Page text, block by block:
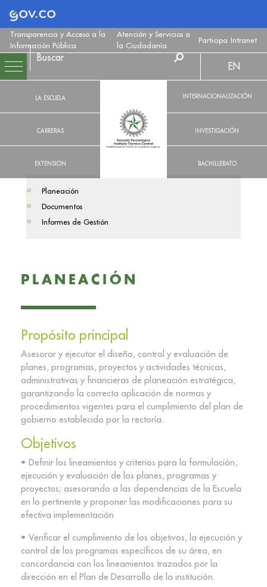
Logo Gobierno de Colombia
Transparencia y Acceso a la
Información Pública
Atención y Servicios a
la Ciudadanía
Participa Intranet
LA ESCUELA
CARRERAS
EXTENSIÓN
EN
INTERNACIONALIZACIÓN
INVESTIGACIÓN
BACHILLERATO
Planeación
Documentos
Informes de Gestión
PLANEACIÓN
Propósito principal
Asesorar y ejecutar el diseño, control y evaluación de
planes, programas, proyectos y actividades técnicas,
administrativas y financieras de planeación estratégica,
garantizando la correcta aplicación de normas y
procedimientos vigentes para el cumplimiento del plan de
gobierno establecido por la rectoría.
Objetivos
• Definir los lineamientos y criterios para la formulación,
ejecución y evaluación de los planes, programas y
proyectos; asesorando a las dependencias de la Escuela
en lo pertinente y proponer las modificaciones para su
efectiva implementación
• Verificar el cumplimiento de los objetivos, la ejecución y
control de los programas específicos de su área, en
concordancia con los lineamientos trazados por la
dirección en el Plan de Desarrollo de la institución.